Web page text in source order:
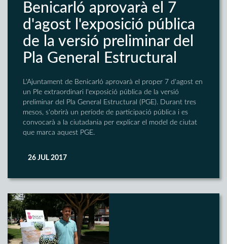
Benicarló aprovarà el 7
d'agost l'exposició pública
de la versió preliminar del
Pla General Estructural
L'Ajuntament de Benicarló aprovarà el proper 7 d'agost en
un Ple extraordinari l'exposició pública de la versió
preliminar del Pla General Estructural (PGE). Durant tres
mesos, s'obrirà un període de participació pública i es
convocarà a la ciutadania per explicar el model de ciutat
que marca aquest PGE.
26 JUL 2017